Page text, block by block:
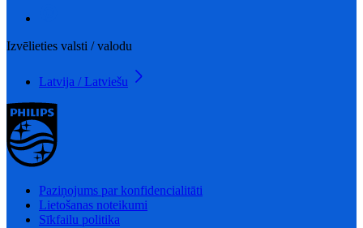
Izvēlieties valsti / valodu
Latvija / Latviešu
Paziņojums par konfidencialitāti
Lietošanas noteikumi
Sīkfailu politika